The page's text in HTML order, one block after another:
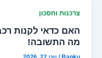
צרכנות וחסכון
האם כדאי לקנות
מה התשובה!